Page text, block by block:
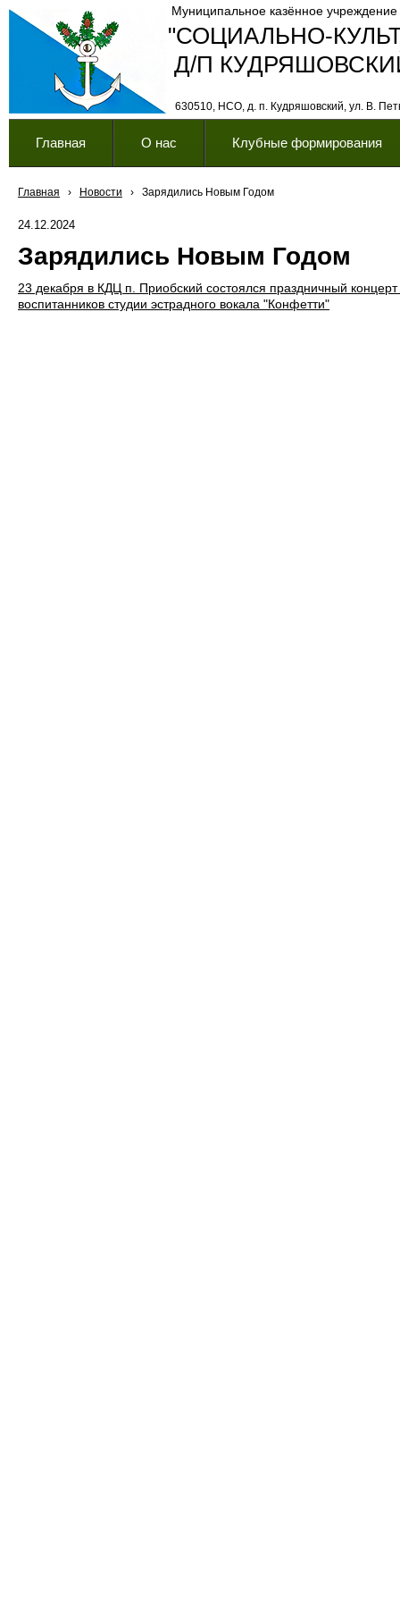
"СОЦИАЛЬНО-
630510, НСО, д. п. Кудряшовский, ул. В.
Муниципальное казённое учреждение
Д/П
Главная О нас Клубные формирования
Главная › Новости › Зарядились Новым Годом
24.12.2024
Зарядились Новым Годом
23 декабря в КДЦ п. Приобский состоялся праздничный
воспитанников студии эстрадного вокала "Конфетти"